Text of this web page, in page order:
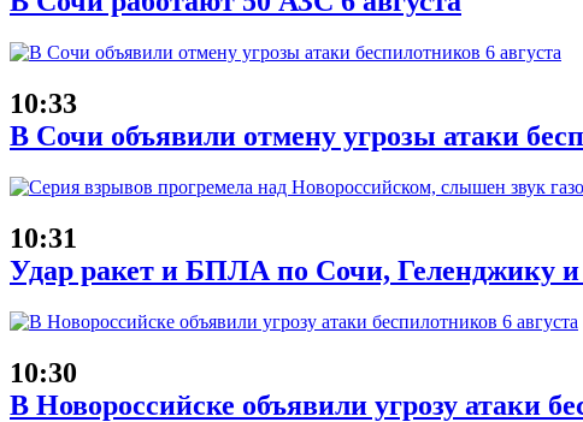
10:33
В Сочи объявили отмену угрозы атаки
10:31
Удар ракет и БПЛА по Сочи, Геленджику и
10:30
В Новороссийске объявили угрозу атаки